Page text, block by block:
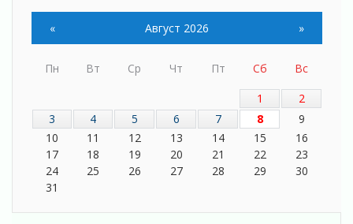
Марафон обновлений
05 августа 2026
Добровольцы огненного фронта
05 августа 2026
Лучшая из лучших
05 августа 2026
Пульс региона
05 августа 2026
ведомства и муниципалитета»
« Август 2026 »
Пн Вт Ср Чт Пт Сб
Вс
1
2
3
4 5 6 7 8
9
10
11 12 13 14 15
16
17
18 19 20 21 22
23
24
25 26 27 28 29
30
31